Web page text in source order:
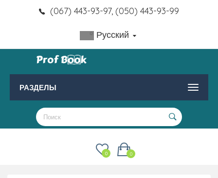
(067) 443-93-97, (050) 443-93-99
Русский
РАЗДЕЛЫ
0
0